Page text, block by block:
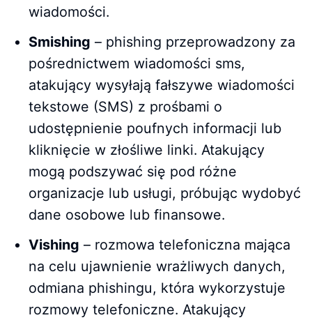
wiadomości.
Smishing – phishing przeprowadzony za
pośrednictwem wiadomości sms,
atakujący wysyłają fałszywe wiadomości
tekstowe (SMS) z prośbami o
udostępnienie poufnych informacji lub
kliknięcie w złośliwe linki. Atakujący
mogą podszywać się pod różne
organizacje lub usługi, próbując wydobyć
dane osobowe lub finansowe.
Vishing – rozmowa telefoniczna mająca
na celu ujawnienie wrażliwych danych,
odmiana phishingu, która wykorzystuje
rozmowy telefoniczne. Atakujący